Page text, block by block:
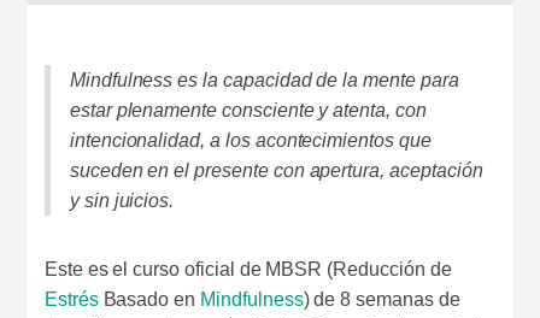
Mindfulness es la capacidad de la mente para
estar plenamente consciente y atenta, con
intencionalidad, a los acontecimientos que
suceden en el presente con apertura, aceptación
y sin juicios.
Este es el curso oficial de MBSR (Reducción de
EstrésBasado en Mindfulness) de 8 semanas de